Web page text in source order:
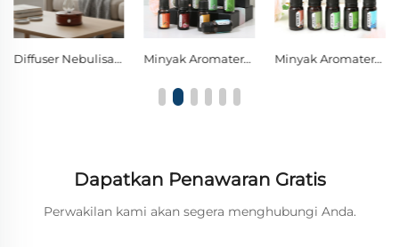
Diffuser Nebulisasi Kaca Kayu dengan Pengaturan Tombol Tunggal dan Lampu Malam Dekoratif LED Hangat Minyak Aromaterapi Universal yang Kompatibel dengan Semua Difuser Ultrasonik Minyak Aromaterapi Botani Alami | Wangi Tumbuhan Murni untuk Menyegarkan Ruangan & Menenangkan Pikiran Anda
Dapatkan Penawaran Gratis
Perwakilan kami akan segera menghubungi Anda.